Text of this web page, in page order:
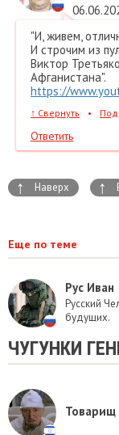
"И, живем,
И строчим из
Виктор
Афганистана".
https://
↑ Свернуть •
Ответить
↑ Наверх ↑
Еще по теме
Рус Иван
Русский
будущих.
ЧУГУНКИ
Товарищ